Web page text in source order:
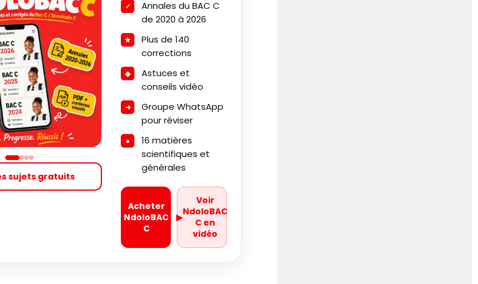
sujets gratuits
Annales du BAC C
de 2020 à 2026
Plus de 140
corrections
Astuces et
conseils vidéo
Groupe WhatsApp
pour réviser
16 matières
scientifiques et
générales
Acheter
NdoloBAC
C
▶
Voir
NdoloBAC
C en
vidéo